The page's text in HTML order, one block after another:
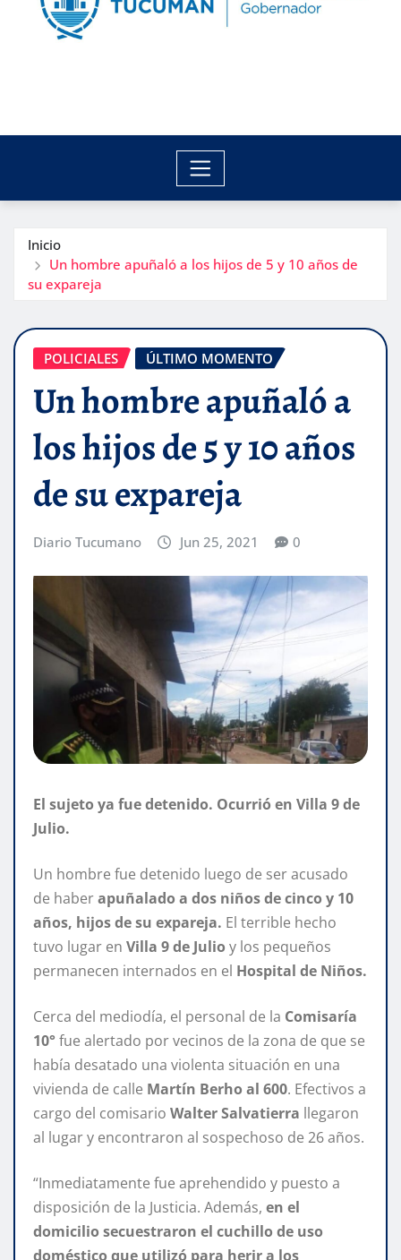
Inicio
Un hombre apuñaló a los hijos de 5 y 10 años de
su expareja
POLICIALES ÚLTIMO MOMENTO
Un hombre apuñaló a
los hijos de 5 y 10 años
de su expareja
Diario Tucumano Jun 25, 2021 0
El sujeto ya fue detenido. Ocurrió en Villa 9 de
Julio.
Un hombre fue detenido luego de ser acusado
de haberapuñalado a dos niños de cinco y 10
años, hijos de su expareja. El terrible hecho
tuvo lugar en Villa 9 de Julio y los pequeños
permanecen internados en el Hospital de Niños.
Cerca del mediodía, el personal de la Comisaría
10°fue alertado por vecinos de la zona de que se
había desatado una violenta situación en una
vivienda de calle Martín Berho al 600. Efectivos a
cargo del comisario Walter Salvatierra llegaron
al lugar y encontraron al sospechoso de 26 años.
“Inmediatamente fue aprehendido y puesto a
disposición de la Justicia. Además, en el
domicilio secuestraron el cuchillo de uso
doméstico que utilizó para herir a los